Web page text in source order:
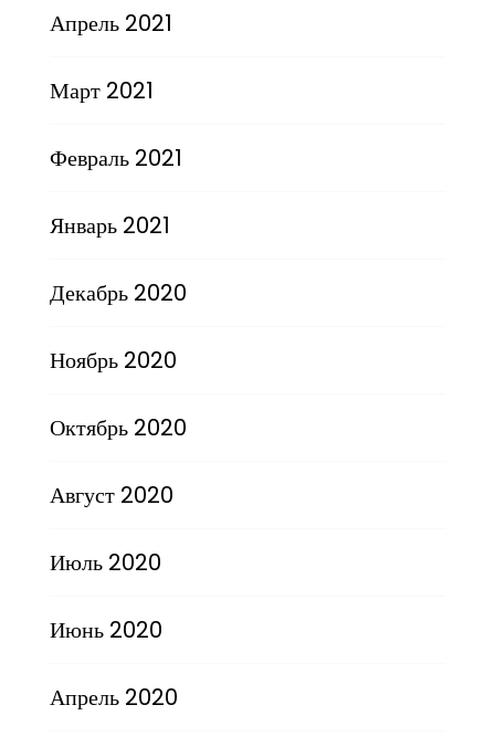
Апрель 2021
Март 2021
Февраль 2021
Январь 2021
Декабрь 2020
Ноябрь 2020
Октябрь 2020
Август 2020
Июль 2020
Июнь 2020
Апрель 2020